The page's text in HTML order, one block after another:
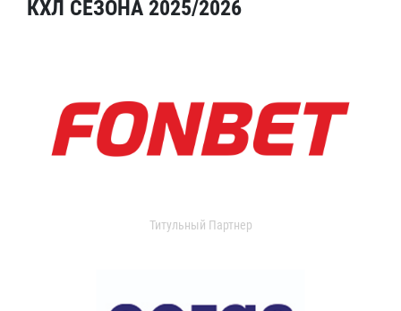
КХЛ СЕЗОНА 2025/2026
Титульный Партнер